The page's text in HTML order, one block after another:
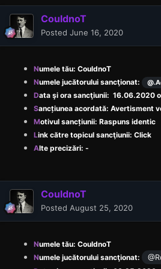
CouldnoT
Posted June 16, 2020
Numele tău: CouldnoT
Numele jucătorului sancţionat:
Data şi ora sancţiunii: 16.06.2020
Sancțiunea acordată: Avertisment
Motivul sancțiunii: Raspuns identic
Link către topicul sancţiunii: Click
Alte precizări: -
CouldnoT
Posted August 25, 2020
Numele tău: CouldnoT
Numele jucătorului sancţionat: